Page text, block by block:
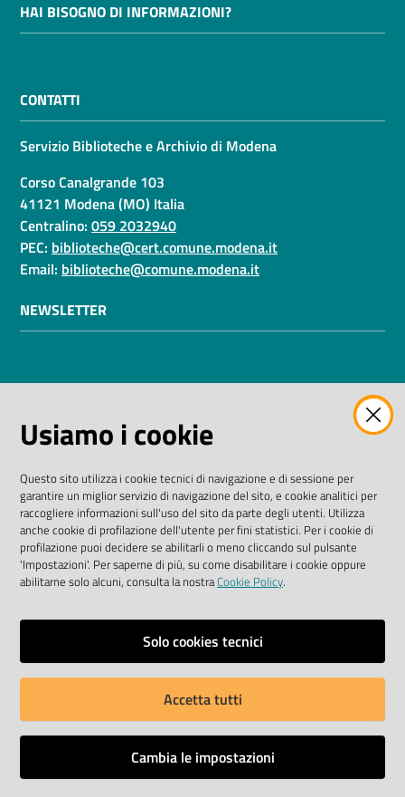
HAI BISOGNO DI INFORMAZIONI?
CONTATTI
Servizio Biblioteche e Archivio di Modena
Corso Canalgrande 103
41121 Modena (MO) Italia
Centralino: 059 2032940
PEC: biblioteche@cert.comune.modena.it
Email: biblioteche@comune.modena.it
NEWSLETTER
I dati personali pubblicati sono riutilizzabili solo alle
2003/98/CE e dal D. Lgs. n. 36/2006
SEGUICI SU
Facebook Biblioteche
Instagram
TwitterYouTube
Scarica le app
Dichiarazione di accessibilità
Mappa del sito
Usiamo i cookie
Questo sito utilizza i cookie tecnici di navigazione e di sessione per
garantire un miglior servizio di navigazione del sito, e cookie analitici per
raccogliere informazioni sull'uso del sito da parte degli utenti. Utilizza
anche cookie di profilazione dell'utente per fini statistici. Per i cookie di
profilazione puoi decidere se abilitarli o meno cliccando sul pulsante
'Impostazioni'. Per saperne di più, su come disabilitare i cookie oppure
abilitarne solo alcuni, consulta la nostraCookie Policy.
Solo cookies tecnici
Accetta tutti
Cambia le impostazioni